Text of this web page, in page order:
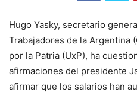
Hugo Yasky, secretario
Trabajadores de la Argentina
por la Patria (UxP), ha
afirmaciones del presidente
afirmar que los salarios han